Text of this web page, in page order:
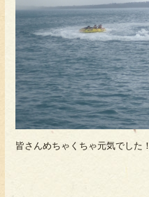
皆さんめちゃくちゃ元気でした！